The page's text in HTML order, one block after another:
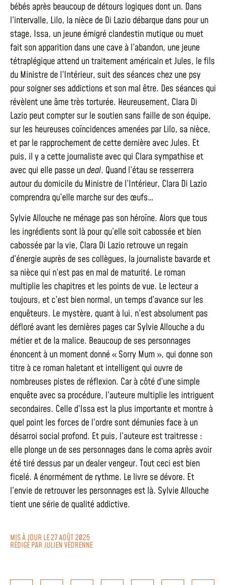
bébés après beaucoup de détours logiques dont un. Dans
l’intervalle, Lilo, la nièce de Di Lazio débarque dans pour un
stage, Issa, un jeune émigré clandestin mutique ou muet
fait son apparition dans une cave à l’abandon, une jeune
tétraplégique attend un traitement américain et Jules, le fils
du Ministre de l’Intérieur, suit des séances chez une psy
pour soigner ses addictions et son mal être. Des séances qui
révèlent une âme très torturée. Heureusement, Clara Di
Lazio peut compter sur le soutien sans faille de son équipe,
sur les heureuses coïncidences amenées par Lilo, sa nièce,
et par le rapprochement de cette dernière avec Jules. Et
puis, il y a cette journaliste avec qui Clara sympathise et
avec qui elle passe undeal. Quand l’étau se resserrera
autour du domicile du Ministre de l’Intérieur, Clara Di Lazio
comprendra qu’elle marche sur des œufs…
Sylvie Allouche ne ménage pas son héroïne. Alors que tous
les ingrédients sont là pour qu’elle soit cabossée et bien
cabossée par la vie, Clara Di Lazio retrouve un regain
d’énergie auprès de ses collègues, la journaliste bavarde et
sa nièce qui n’est pas en mal de maturité. Le roman
multiplie les chapitres et les points de vue. Le lecteur a
toujours, et c’est bien normal, un temps d’avance sur les
enquêteurs. Le mystère, quant à lui, n’est absolument pas
défloré avant les dernières pages car Sylvie Allouche a du
métier et de la malice. Beaucoup de ses personnages
énoncent à un moment donné « Sorry Mum », qui donne son
titre à ce roman haletant et intelligent qui ouvre de
nombreuses pistes de réflexion. Car à côté d’une simple
enquête avec sa procédure, l’auteure multiplie les intriguent
secondaires. Celle d’Issa est la plus importante et montre à
quel point les forces de l’ordre sont démunies face à un
désarroi social profond. Et puis, l’auteure est traitresse :
elle plonge un de ses personnages dans le coma après avoir
été tiré dessus par un dealer vengeur. Tout ceci est bien
ficelé. A énormément de rythme. Le livre se dévore. Et
l’envie de retrouver les personnages est là. Sylvie Allouche
tient une série de qualité addictive.
MIS À JOUR LE 27 AOÛT 2025
RÉDIGÉ PARJULIEN VÉDRENNE